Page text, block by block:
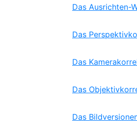
Das Ausrichten-
Das
Das
Das
Das